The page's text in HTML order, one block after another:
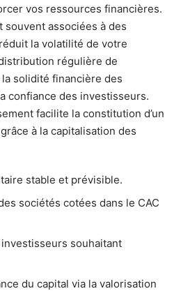
vos ressources financières.
souvent associées à des
la volatilité de votre
régulière de
solidité financière des
confiance des investisseurs.
facilite la constitution d’un
à la capitalisation des
stable et prévisible.
sociétés cotées dans le CAC
souhaitant
du capital via la valorisation